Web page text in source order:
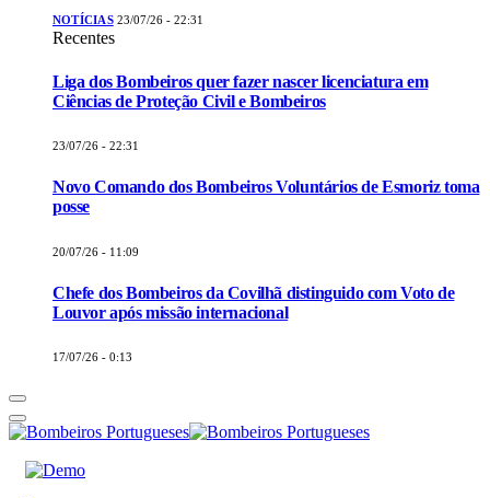
NOTÍCIAS 23/07/26 - 22:31
Recentes
Liga dos Bombeiros quer fazer nascer licenciatura em
Ciências de Proteção Civil e Bombeiros
23/07/26 - 22:31
Novo Comando dos Bombeiros Voluntários de Esmoriz toma
posse
20/07/26 - 11:09
Chefe dos Bombeiros da Covilhã distinguido com Voto de
Louvor após missão internacional
17/07/26 - 0:13